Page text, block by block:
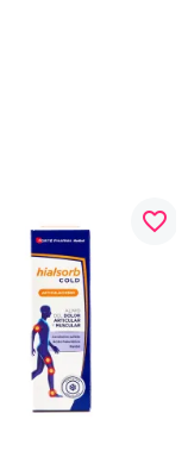
favorite_border